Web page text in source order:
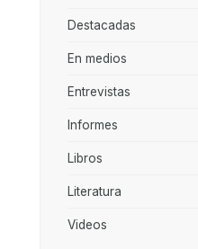
Destacadas
En medios
Entrevistas
Informes
Libros
Literatura
Videos